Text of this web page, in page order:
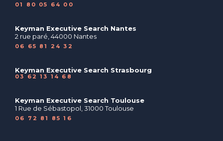
01 80 05 64 00
Keyman Executive Search Nantes
2 rue paré, 44000 Nantes
06 65 81 24 32
Keyman Executive Search Strasbourg
03 62 13 14 68
Keyman Executive Search Toulouse
1 Rue de Sébastopol, 31000 Toulouse
06 72 81 85 16